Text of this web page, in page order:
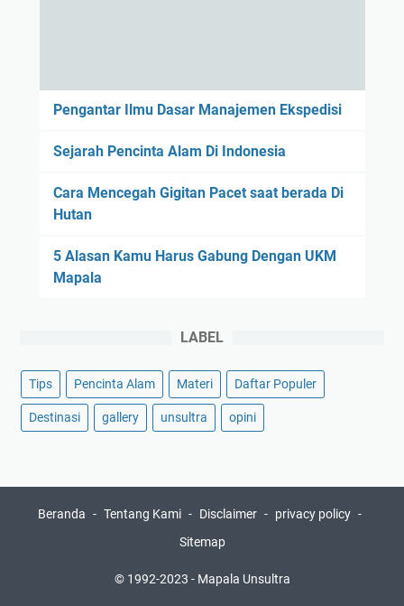
Pengantar Ilmu Dasar Manajemen Ekspedisi
Sejarah Pencinta Alam Di Indonesia
Cara Mencegah Gigitan Pacet saat berada Di
Hutan
5 Alasan Kamu Harus Gabung Dengan UKM
Mapala
LABEL
Tips Pencinta Alam Materi Daftar Populer
Destinasi gallery unsultra opini
Beranda Tentang Kami Disclaimer
privacy policy
Sitemap
© 1992-2023 - Mapala Unsultra